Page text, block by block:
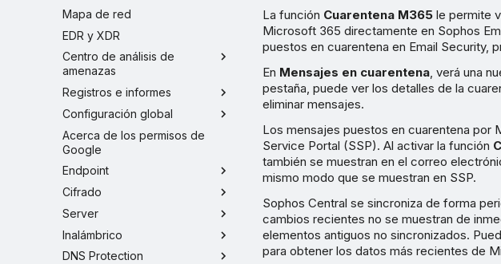
Mapa de red
EDR y XDR
Centro de análisis de
amenazas
Registros e informes
Configuración global
Acerca de los permisos de
Google
Endpoint
Cifrado
Server
Inalámbrico
DNS Protection
La función Cuarentena M365 le permite
Microsoft 365 directamente en Sophos
puestos en cuarentena en Email
En Mensajes en cuarentena , verá una
pestaña, puede ver los detalles de la
eliminar mensajes.
Los mensajes puestos en cuarentena por
Service Portal (SSP). Al activar la función
también se muestran en el correo
mismo modo que se muestran en SSP.
Sophos Central se sincroniza de forma
cambios recientes no se muestran de
elementos antiguos no sincronizados.
para obtener los datos más recientes de